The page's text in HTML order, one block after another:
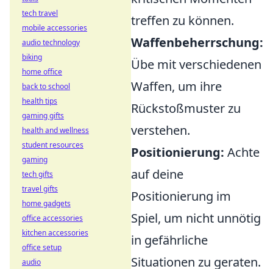
treffen zu können.
Waffenbeherrschung:
Übe mit verschiedenen
Waffen, um ihre
Rückstoßmuster zu
verstehen.
Positionierung: Achte
auf deine
Positionierung im
Spiel, um nicht unnötig
in gefährliche
Situationen zu geraten.
tech travel
mobile accessories
audio technology
biking
home office
back to school
health tips
gaming gifts
health and wellness
student resources
gaming
tech gifts
travel gifts
home gadgets
office accessories
kitchen accessories
office setup
audio